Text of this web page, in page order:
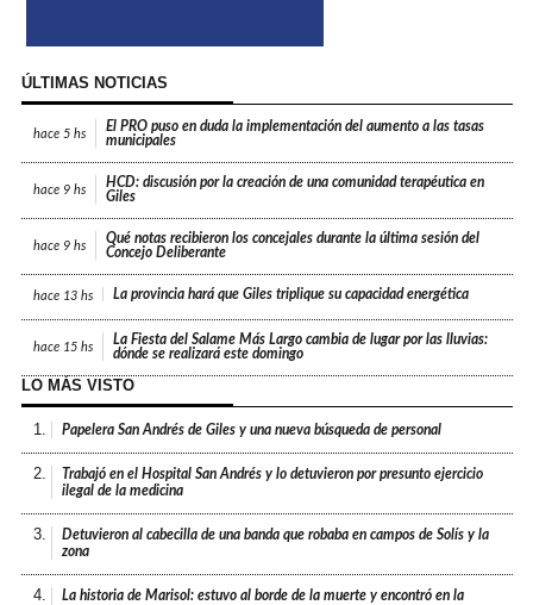
ÚLTIMAS NOTICIAS
hace 5 hs
El PRO puso en duda la implementación del aumento a las tasas
municipales
hace 9 hs
HCD: discusión por la creación de una comunidad terapéutica en
Giles
hace 9 hs
Qué notas recibieron los concejales durante la última sesión del
Concejo Deliberante
hace 13 hs La provincia hará que Giles triplique su capacidad energética
hace 15 hs
La Fiesta del Salame Más Largo cambia de lugar por las lluvias:
dónde se realizará este domingo
LO MÁS VISTO
1. Papelera San Andrés de Giles y una nueva búsqueda de personal
2.
Trabajó en el Hospital San Andrés y lo detuvieron por presunto ejercicio
ilegal de la medicina
3.
Detuvieron al cabecilla de una banda que robaba en campos de Solís y la
zona
4.
La historia de Marisol: estuvo al borde de la muerte y encontró en la